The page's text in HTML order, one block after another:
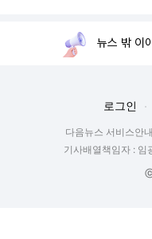
뉴스 밖 이
로그인
다음뉴스 서비스안내
기사배열책임자 : 임